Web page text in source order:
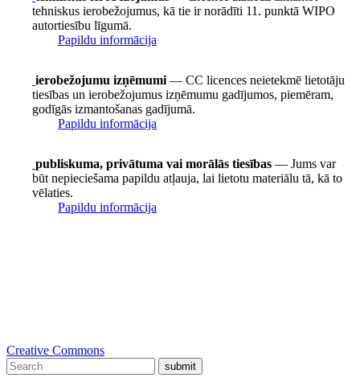
tehniskus ierobežojumus, kā tie ir norādīti 11. punktā WIPO
autortiesību līgumā.
Papildu informācija
ierobežojumu izņēmumi — CC licences neietekmē lietotāju
tiesības un ierobežojumus izņēmumu gadījumos, piemēram,
godīgās izmantošanas gadījumā.
Papildu informācija
publiskuma, privātuma vai morālās tiesības — Jums var
būt nepieciešama papildu atļauja, lai lietotu materiālu tā, kā to
vēlaties.
Papildu informācija
Creative Commons
submit